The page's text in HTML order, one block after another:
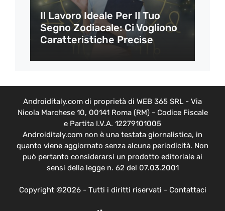
Il Lavoro Ideale Per Il Tuo
Segno Zodiacale: Ci Vogliono
Caratteristiche Precise
Androiditaly.com di proprietà di WEB 365 SRL - Via
Nicola Marchese 10, 00141 Roma (RM) - Codice Fiscale
e Partita I.V.A. 12279101005
Androiditaly.com non è una testata giornalistica, in
quanto viene aggiornato senza alcuna periodicità. Non
può pertanto considerarsi un prodotto editoriale ai
sensi della legge n. 62 del 07.03.2001
Copyright ©2026 - Tutti i diritti riservati - Contattaci